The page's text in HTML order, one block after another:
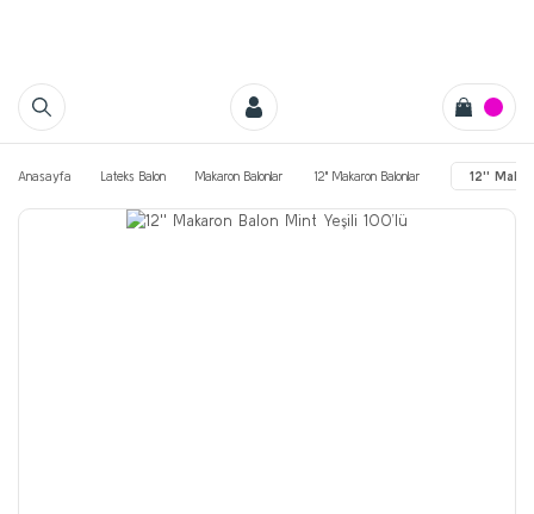
Anasayfa Lateks Balon Makaron Balonlar 12'' Makaron Balonlar 12''